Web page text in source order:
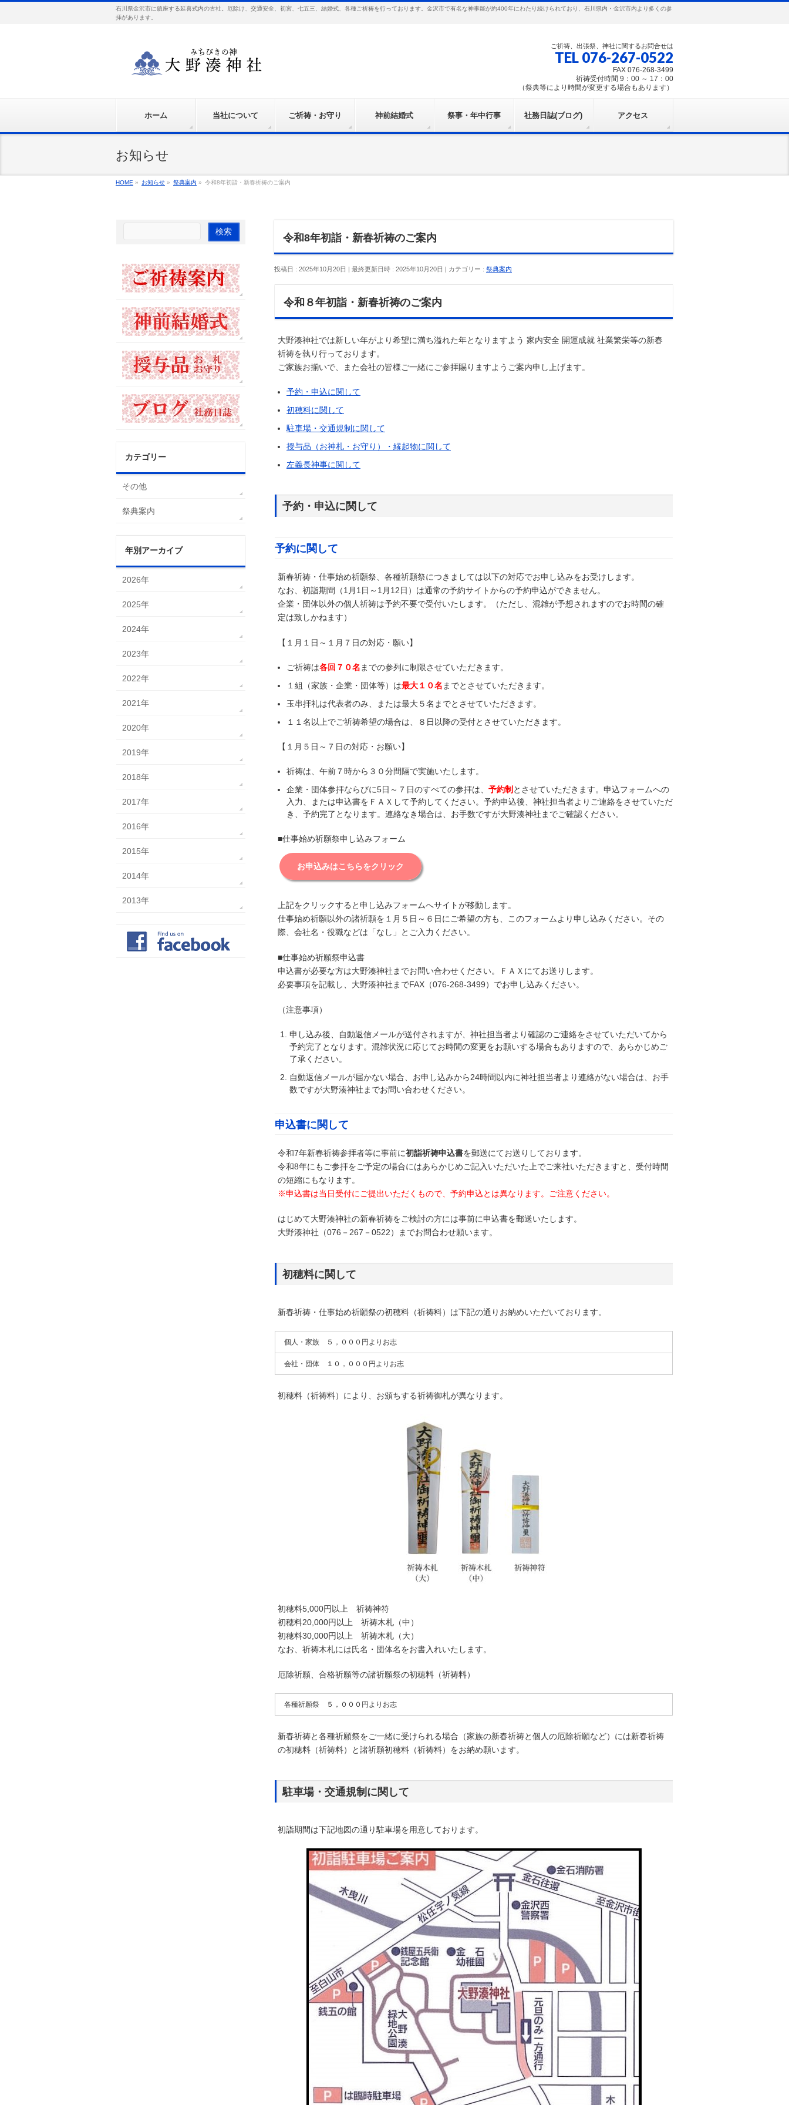
石川県金沢市に鎮座する延喜式内の古社。厄除け、交通安全、初宮、七五三、結婚式、各種ご祈祷を行っております。金沢市で有名な神事能が約400年にわたり続けられており、石川県内・金沢市内より多くの参
拝があります。
ご祈祷、出張祭、神社に関するお問合せは
TEL 076-267-0522
FAX 076-268-3499
祈祷受付時間 9：00 ～ 17：00
（祭典等により時間が変更する場合もあります）
ホーム 当社について ご祈祷・お守り 神前結婚式 祭事・年中行事 社務日誌(ブログ) アクセス
お知らせ
HOME » お知らせ » 祭典案内 » 令和8年初詣・新春祈祷のご案内
令和8年初詣・新春祈祷のご案内
投稿日 : 2025年10月20日 最終更新日時 : 2025年10月20日 カテゴリー : 祭典案内
令和８年初詣・新春祈祷のご案内
大野湊神社では新しい年がより希望に満ち溢れた年となりますよう 家内安全 開運成就 社業繁栄等の新春
祈祷を執り行っております。
ご家族お揃いで、また会社の皆様ご一緒にご参拝賜りますようご案内申し上げます。
予約・申込に関して
初穂料に関して
駐車場・交通規制に関して
授与品（お神札・お守り）・縁起物に関して
左義長神事に関して
予約・申込に関して
予約に関して
新春祈祷・仕事始め祈願祭、各種祈願祭につきましては以下の対応でお申し込みをお受けします。
なお、初詣期間（1月1日～1月12日）は通常の予約サイトからの予約申込ができません。
企業・団体以外の個人祈祷は予約不要で受付いたします。（ただし、混雑が予想されますのでお時間の確
定は致しかねます）
【１月１日～１月７日の対応・願い】
ご祈祷は各回７０名 までの参列に制限させていただきます。
１組（家族・企業・団体等）は最大１０名 までとさせていただきます。
玉串拝礼は代表者のみ、または最大５名までとさせていただきます。
１１名以上でご祈祷希望の場合は、８日以降の受付とさせていただきます。
【１月５日～７日の対応・お願い】
祈祷は、午前７時から３０分間隔で実施いたします。
企業・団体参拝ならびに5日～７日のすべての参拝は、 予約制 とさせていただきます。申込フォームへの
入力、または申込書をＦＡＸして予約してください。予約申込後、神社担当者よりご連絡をさせていただ
き、予約完了となります。連絡なき場合は、お手数ですが大野湊神社までご確認ください。
■仕事始め祈願祭申し込みフォーム
お申込みはこちらをクリック
上記をクリックすると申し込みフォームへサイトが移動します。
仕事始め祈願以外の諸祈願を１月５日～６日にご希望の方も、このフォームより申し込みください。その
際、会社名・役職などは「なし」とご入力ください。
■仕事始め祈願祭申込書
申込書が必要な方は大野湊神社までお問い合わせください。ＦＡＸにてお送りします。
必要事項を記載し、大野湊神社までFAX（076-268-3499）でお申し込みください。
（注意事項）
申し込み後、自動返信メールが送付されますが、神社担当者より確認のご連絡をさせていただいてから
予約完了となります。混雑状況に応じてお時間の変更をお願いする場合もありますので、あらかじめご
了承ください。
自動返信メールが届かない場合、お申し込みから24時間以内に神社担当者より連絡がない場合は、お手
数ですが大野湊神社までお問い合わせください。
申込書に関して
令和7年新春祈祷参拝者等に事前に初詣祈祷申込書を郵送にてお送りしております。
令和8年にもご参拝をご予定の場合にはあらかじめご記入いただいた上でご来社いただきますと、受付時間
の短縮にもなります。
※申込書は当日受付にご提出いただくもので、予約申込とは異なります。ご注意ください。
はじめて大野湊神社の新春祈祷をご検討の方には事前に申込書を郵送いたします。
大野湊神社（076－267－0522）までお問合わせ願います。
初穂料に関して
新春祈祷・仕事始め祈願祭の初穂料（祈祷料）は下記の通りお納めいただいております。
個人・家族 ５，０００円よりお志
会社・団体 １０，０００円よりお志
初穂料（祈祷料）により、お頒ちする祈祷御札が異なります。
初穂料5,000円以上 祈祷神符
初穂料20,000円以上 祈祷木札（中）
初穂料30,000円以上 祈祷木札（大）
なお、祈祷木札には氏名・団体名をお書入れいたします。
厄除祈願、合格祈願等の諸祈願祭の初穂料（祈祷料）
各種祈願祭 ５，０００円よりお志
新春祈祷と各種祈願祭をご一緒に受けられる場合（家族の新春祈祷と個人の厄除祈願など）には新春祈祷
の初穂料（祈祷料）と諸祈願初穂料（祈祷料）をお納め願います。
駐車場・交通規制に関して
初詣期間は下記地図の通り駐車場を用意しております。
カテゴリー
その他
祭典案内
年別アーカイブ
2026年
2025年
2024年
2023年
2022年
2021年
2020年
2019年
2018年
2017年
2016年
2015年
2014年
2013年